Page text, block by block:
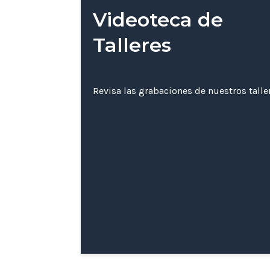
Videoteca de
Talleres
Revisa las grabaciones de nuestros